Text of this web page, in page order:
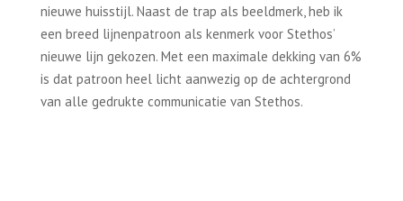
nieuwe huisstijl. Naast de trap als beeldmerk, heb ik
een breed lijnenpatroon als kenmerk voor Stethos’
nieuwe lijn gekozen. Met een maximale dekking van 6%
is dat patroon heel licht aanwezig op de achtergrond
van alle gedrukte communicatie van Stethos.